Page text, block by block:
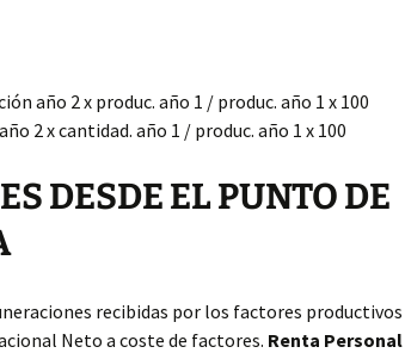
año 2 x produc. año 1 / produc. año 1 x 100
2 x cantidad. año 1 / produc. año 1 x 100
DESDE EL PUNTO DE
recibidas por los factores productivos
Neto a coste de factores. Renta Personal